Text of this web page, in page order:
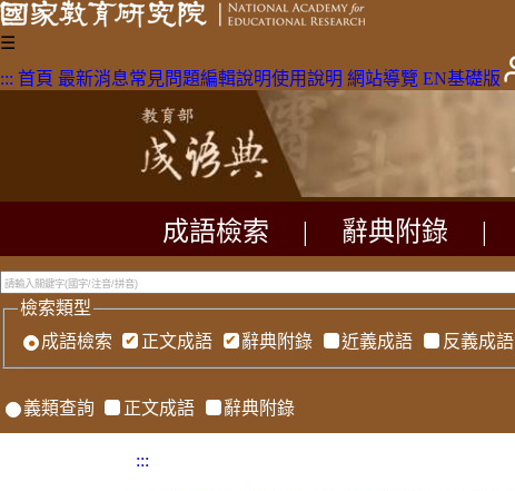
☰
::: 首頁 最新消息常見問題編輯說明使用說明 網站導覽 EN基礎版
成語檢索 辭典附錄
檢索類型
成語檢索
正文成語 辭典附錄 近義成語 反義成語
義類查詢 正文成語 辭典附錄
:::